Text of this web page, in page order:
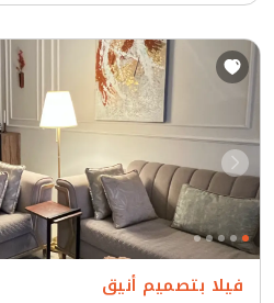
فيلا بتصميم أنيق